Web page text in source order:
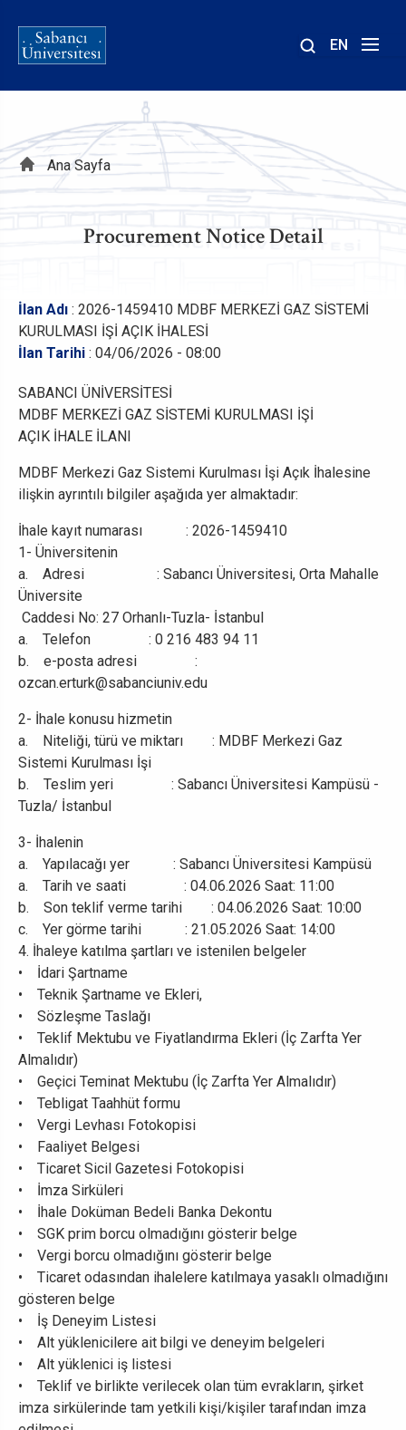
EN
Sayfa
yolu
Ana Sayfa
Procurement Notice Detail
İlan Adı : 2026-1459410 MDBF MERKEZİ GAZ SİSTEMİ
KURULMASI İŞİ AÇIK İHALESİ
İlan Tarihi : 04/06/2026 - 08:00
SABANCI ÜNİVERSİTESİ
MDBF MERKEZİ GAZ SİSTEMİ KURULMASI İŞİ
AÇIK İHALE İLANI
MDBF Merkezi Gaz Sistemi Kurulması İşi Açık İhalesine
ilişkin ayrıntılı bilgiler aşağıda yer almaktadır:
İhale kayıt numarası : 2026-1459410
1- Üniversitenin
a. Adresi : Sabancı Üniversitesi, Orta Mahalle
Üniversite
Caddesi No: 27 Orhanlı-Tuzla- İstanbul
a. Telefon : 0 216 483 94 11
b. e-posta adresi :
ozcan.erturk@sabanciuniv.edu
2- İhale konusu hizmetin
a. Niteliği, türü ve miktarı : MDBF Merkezi Gaz
Sistemi Kurulması İşi
b. Teslim yeri : Sabancı Üniversitesi Kampüsü -
Tuzla/ İstanbul
3- İhalenin
a. Yapılacağı yer : Sabancı Üniversitesi Kampüsü
a. Tarih ve saati : 04.06.2026 Saat: 11:00
b. Son teklif verme tarihi : 04.06.2026 Saat: 10:00
c. Yer görme tarihi : 21.05.2026 Saat: 14:00
4. İhaleye katılma şartları ve istenilen belgeler
• İdari Şartname
• Teknik Şartname ve Ekleri,
• Sözleşme Taslağı
• Teklif Mektubu ve Fiyatlandırma Ekleri (İç Zarfta Yer
Almalıdır)
• Geçici Teminat Mektubu (İç Zarfta Yer Almalıdır)
• Tebligat Taahhüt formu
• Vergi Levhası Fotokopisi
• Faaliyet Belgesi
• Ticaret Sicil Gazetesi Fotokopisi
• İmza Sirküleri
• İhale Doküman Bedeli Banka Dekontu
• SGK prim borcu olmadığını gösterir belge
• Vergi borcu olmadığını gösterir belge
• Ticaret odasından ihalelere katılmaya yasaklı olmadığını
gösteren belge
• İş Deneyim Listesi
• Alt yüklenicilere ait bilgi ve deneyim belgeleri
• Alt yüklenici iş listesi
• Teklif ve birlikte verilecek olan tüm evrakların, şirket
imza sirkülerinde tam yetkili kişi/kişiler tarafından imza